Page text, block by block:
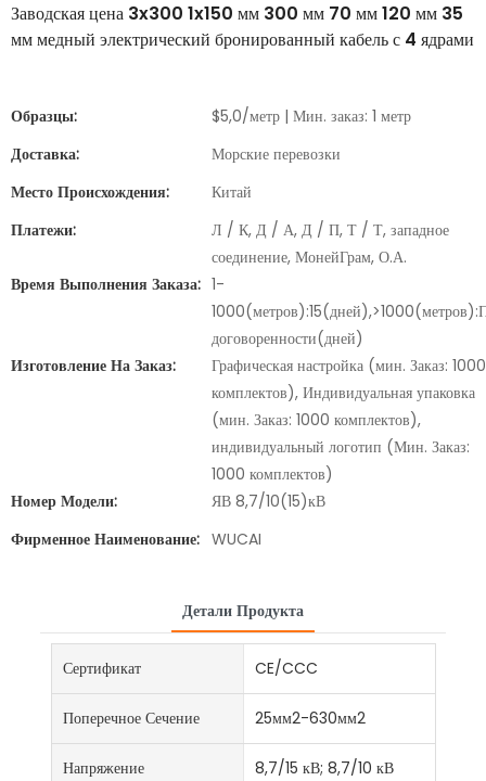
Заводская цена 3x300 1x150 мм 300 мм 70 мм 120 мм 35
мм медный электрический бронированный кабель с 4 ядрами
Образцы:
$5,0/метр | Мин. заказ: 1 метр
Доставка:
Морские перевозки
Место Происхождения:
Китай
Платежи:
Л / К, Д / А, Д / П, Т / Т, западное
соединение, МонейГрам, О.А.
Время Выполнения Заказа: 1-
договоренности(дней)
Изготовление На Заказ:
Графическая настройка (мин. Заказ: 1000
комплектов), Индивидуальная упаковка
(мин. Заказ: 1000 комплектов),
индивидуальный логотип (Мин. Заказ:
1000 комплектов)
Номер Модели:
ЯВ 8,7/10(15)кВ
Фирменное Наименование: WUCAI
Детали Продукта
Сертификат CE/CCC
Поперечное Сечение 25мм2-630мм2
Напряжение 8,7/15 кВ; 8,7/10 кВ